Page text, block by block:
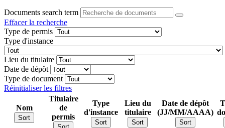
Documents search term
Effacer la recherche
Type de permis
Type d'instance
Lieu du titulaire
Date de dépôt
Type de document
Réinitialiser les filtres
Nom
Sort
Titulaire
de
permis
Type
d'instance
Sort
Lieu du
titulaire
Sort
Date de dépôt
(JJ/MM/AAAA)
Sort